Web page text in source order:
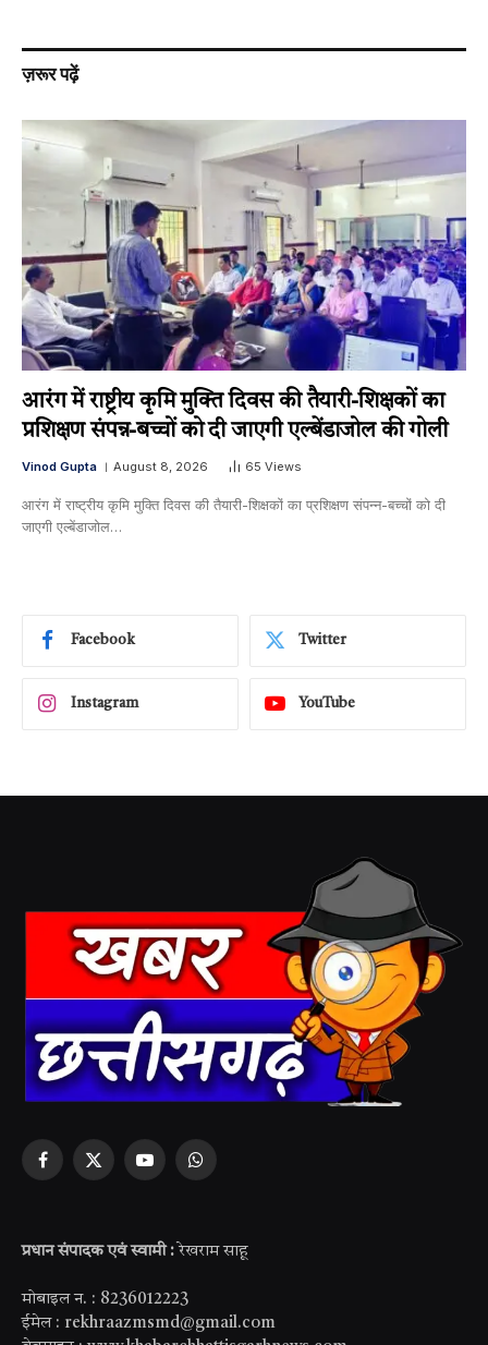
ज़रूर पढ़ें
आरंग में राष्ट्रीय कृमि मुक्ति दिवस की तैयारी-शिक्षकों का
प्रशिक्षण संपन्न-बच्चों को दी जाएगी एल्बेंडाजोल की गोली
Vinod Gupta August 8, 2026 65 Views
आरंग में राष्ट्रीय कृमि मुक्ति दिवस की तैयारी-शिक्षकों का प्रशिक्षण संपन्न-बच्चों को दी
जाएगी एल्बेंडाजोल…
Facebook Twitter
Instagram YouTube
Facebook
X
YouTubeWhatsApp
प्रधान संपादक एवं स्वामी : रेखराम साहू
मोबाइल न. : 8236012223
ईमेल : rekhraazmsmd@gmail.com